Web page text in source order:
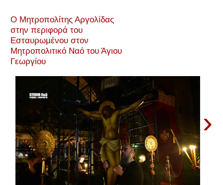
Ο Μητροπολίτης Αργολίδας
στην περιφορά του
Εσταυρωμένου στον
Μητροπολιτικό Ναό του Άγιου
Γεωργίου
›